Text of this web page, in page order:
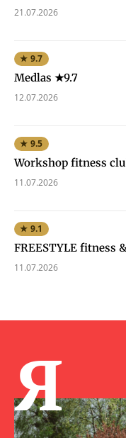
21.07.2026
★ 9.7
Medlas ★9.7
12.07.2026
★ 9.5
Workshop fitness
11.07.2026
★ 9.1
FREESTYLE fitness
11.07.2026
Я